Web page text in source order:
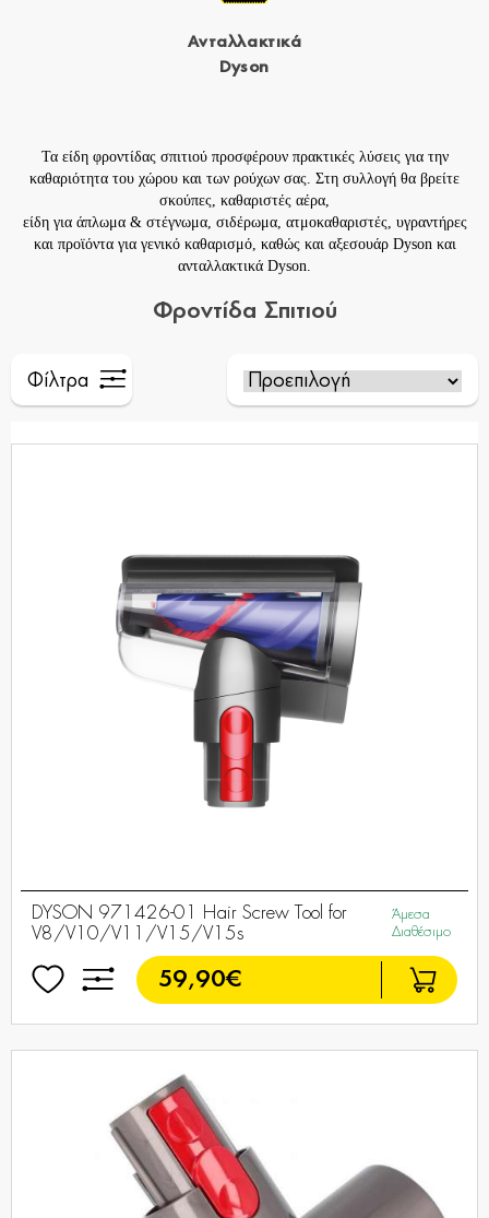
Ανταλλακτικά
Dyson
Τα είδη φροντίδας σπιτιού προσφέρουν πρακτικές λύσεις για την
καθαριότητα του χώρου και των ρούχων σας. Στη συλλογή θα βρείτε
σκούπες καθαριστές αέρα
είδη για άπλωμα & στέγνωμα, σιδέρωμα, ατμοκαθαριστές υγραντήρες
και προϊόντα για γενικό καθαρισμό, καθώς και αξεσουάρ Dyson και
ανταλλακτικά Dyson
Φροντίδα Σπιτιού
Φίλτρα
DYSON 971426-01 Hair Screw Tool for
V8/V10/V11/V15/V15s
Άμεσα
Διαθέσιμο
59,90€